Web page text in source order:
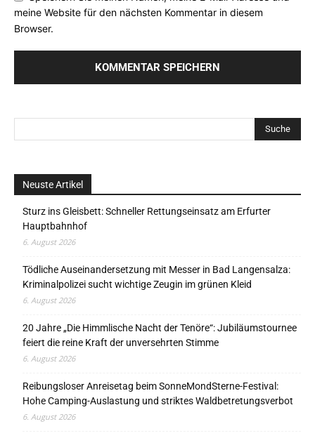
meine Website für den nächsten Kommentar in diesem
Browser.
Neuste Artikel
Sturz ins Gleisbett: Schneller Rettungseinsatz am Erfurter
Hauptbahnhof
6. August 2026
Tödliche Auseinandersetzung mit Messer in Bad Langensalza:
Kriminalpolizei sucht wichtige Zeugin im grünen Kleid
6. August 2026
20 Jahre „Die Himmlische Nacht der Tenöre“: Jubiläumstournee
feiert die reine Kraft der unversehrten Stimme
6. August 2026
Reibungsloser Anreisetag beim SonneMondSterne-Festival:
Hohe Camping-Auslastung und striktes Waldbetretungsverbot
6. August 2026